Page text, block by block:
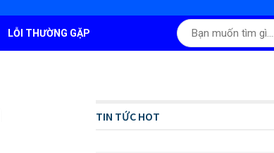
LỖI THƯỜNG GẶP
TIN TỨC HOT